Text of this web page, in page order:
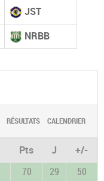
JST
NRBB
RÉSULTATS CALENDRIER
Pts J
+/-
70 29
50